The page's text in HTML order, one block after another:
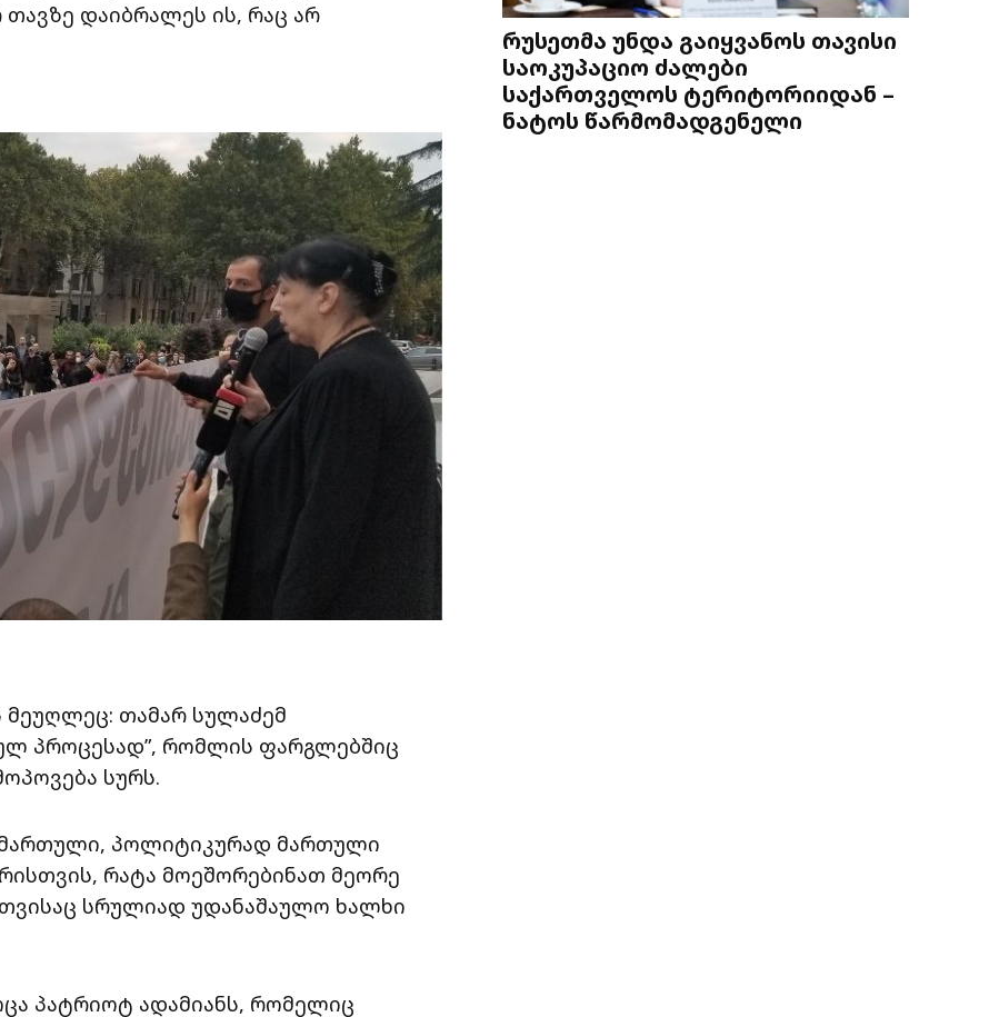
დაიბრალეს ის, რაც არ
თამარ სულაძემ
პროცესად”, რომლის ფარგლებშიც
სურს.
მართული, პოლიტიკურად მართული
რატა მოეშორებინათ მეორე
სრულიად უდანაშაულო ხალხი
პატრიოტ ადამიანს, რომელიც
რუსეთმა უნდა გაიყვანოს თავისი
საოკუპაციო ძალები
საქართველოს ტერიტორიიდან –
ნატოს წარმომადგენელი